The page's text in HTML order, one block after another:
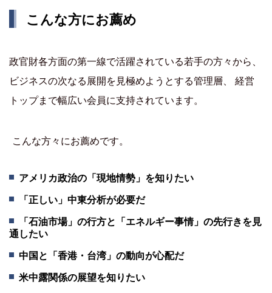
こんな方にお薦め
政官財各方面の第一線で活躍されている若手の方々から、
ビジネスの次なる展開を見極めようとする管理層、 経営
トップまで幅広い会員に支持されています。
こんな方々にお薦めです。
アメリカ政治の「現地情勢」を知りたい
「正しい」中東分析が必要だ
「石油市場」の行方と「エネルギー事情」の先行きを見
通したい
中国と「香港・台湾」の動向が心配だ
米中露関係の展望を知りたい